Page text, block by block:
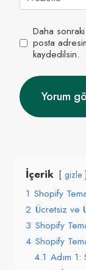
Daha
posta
kaydedilsin.
İçerik gizle
1 Shopify
2 Ücretsiz ve
3 Shopify
4 Shopify
4.1 Adım 1: